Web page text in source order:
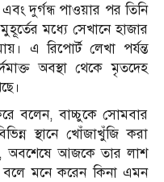
দুর্গন্ধ পাওয়ার পর তিনি
মধ্যে সেখানে হাজার
এ রিপোর্ট লেখা পর্যন্ত
অবস্থা থেকে মৃতদেহ
বলেন, বাচ্চুকে সোমবার
স্থানে খোঁজাখুঁজি করা
অবশেষে আজকে তার লাশ
মনে করেন কিনা এমন